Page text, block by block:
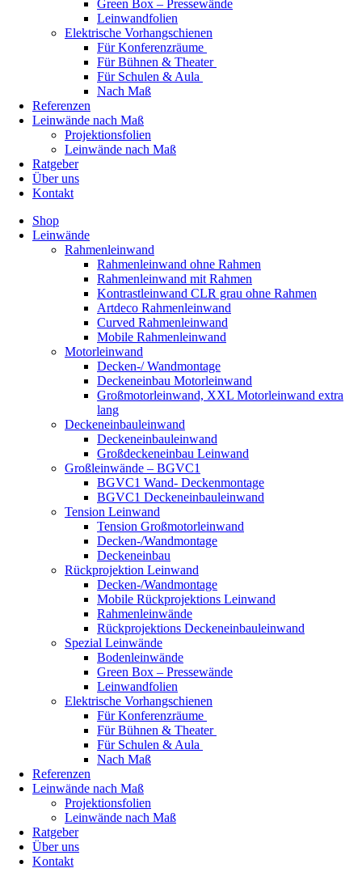
Green Box – Pressewände
Leinwandfolien
Elektrische Vorhangschienen
Für Konferenzräume
Für Bühnen & Theater
Für Schulen & Aula
Nach Maß
Referenzen
Leinwände nach Maß
Projektionsfolien
Leinwände nach Maß
Ratgeber
Über uns
Kontakt
Shop
Leinwände
Rahmenleinwand
Rahmenleinwand ohne Rahmen
Rahmenleinwand mit Rahmen
Kontrastleinwand CLR grau ohne Rahmen
Artdeco Rahmenleinwand
Curved Rahmenleinwand
Mobile Rahmenleinwand
Motorleinwand
Decken-/ Wandmontage
Deckeneinbau Motorleinwand
Großmotorleinwand, XXL Motorleinwand extra
lang
Deckeneinbauleinwand
Deckeneinbauleinwand
Großdeckeneinbau Leinwand
Großleinwände – BGVC1
BGVC1 Wand- Deckenmontage
BGVC1 Deckeneinbauleinwand
Tension Leinwand
Tension Großmotorleinwand
Decken-/Wandmontage
Deckeneinbau
Rückprojektion Leinwand
Decken-/Wandmontage
Mobile Rückprojektions Leinwand
Rahmenleinwände
Rückprojektions Deckeneinbauleinwand
Spezial Leinwände
Bodenleinwände
Green Box – Pressewände
Leinwandfolien
Elektrische Vorhangschienen
Für Konferenzräume
Für Bühnen & Theater
Für Schulen & Aula
Nach Maß
Referenzen
Leinwände nach Maß
Projektionsfolien
Leinwände nach Maß
Ratgeber
Über uns
Kontakt